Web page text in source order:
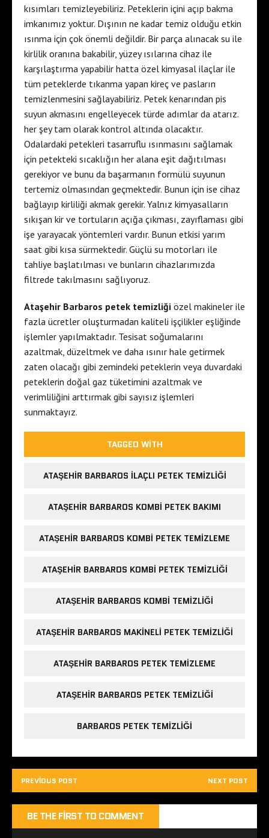
kısımları temizleyebiliriz. Peteklerin içini açıp bakma
imkanımız yoktur. Dışının ne kadar temiz olduğu etkin
ısınma için çok önemli değildir. Bir parça alınacak su ile
kirlilik oranına bakabilir, yüzey ısılarına cihaz ile
karşılaştırma yapabilir hatta özel kimyasal ilaçlar ile
tüm peteklerde tıkanma yapan kireç ve pasların
temizlenmesini sağlayabiliriz. Petek kenarından pis
suyun akmasını engelleyecek türde adımlar da atarız.
her şey tam olarak kontrol altında olacaktır.
Odalardaki petekleri tasarruflu ısınmasını sağlamak
için petekteki sıcaklığın her alana eşit dağıtılması
gerekiyor ve bunu da başarmanın formülü suyunun
tertemiz olmasından geçmektedir. Bunun için ise cihaz
bağlayıp kirliliği akmak gerekir. Yalnız kimyasalların
sıkışan kir ve tortuların açığa çıkması, zayıflaması gibi
işe yarayacak yöntemleri vardır. Bunun etkisi yarım
saat gibi kısa sürmektedir. Güçlü su motorları ile
tahliye başlatılması ve bunların cihazlarımızda
filtrede takılmasını sağlıyoruz.
Ataşehir Barbaros petek temizliği özel makineler ile
fazla ücretler oluşturmadan kaliteli işçilikler eşliğinde
işlemler yapılmaktadır. Tesisat soğumalarını
azaltmak, düzeltmek ve daha ısınır hale getirmek
zaten olacağı gibi zemindeki peteklerin veya duvardaki
peteklerin doğal gaz tüketimini azaltmak ve
verimliliğini arttırmak gibi sayısız işlemleri
sunmaktayız.
TAGGED WITH
ATAŞEHIR BARBAROS ILAÇLI PETEK TEMIZLIĞI
ATAŞEHIR BARBAROS KOMBI PETEK BAKIMI
ATAŞEHIR BARBAROS KOMBI PETEK TEMIZLEME
ATAŞEHIR BARBAROS KOMBI PETEK TEMIZLIĞI
ATAŞEHIR BARBAROS KOMBI TEMIZLIĞI
ATAŞEHIR BARBAROS MAKINELI PETEK TEMIZLIĞI
ATAŞEHIR BARBAROS PETEK TEMIZLEME
ATAŞEHIR BARBAROS PETEK TEMIZLIĞI
BARBAROS PETEK TEMIZLIĞI
PREVIOUS POST NEXT POST
BE THE FIRST TO COMMENT